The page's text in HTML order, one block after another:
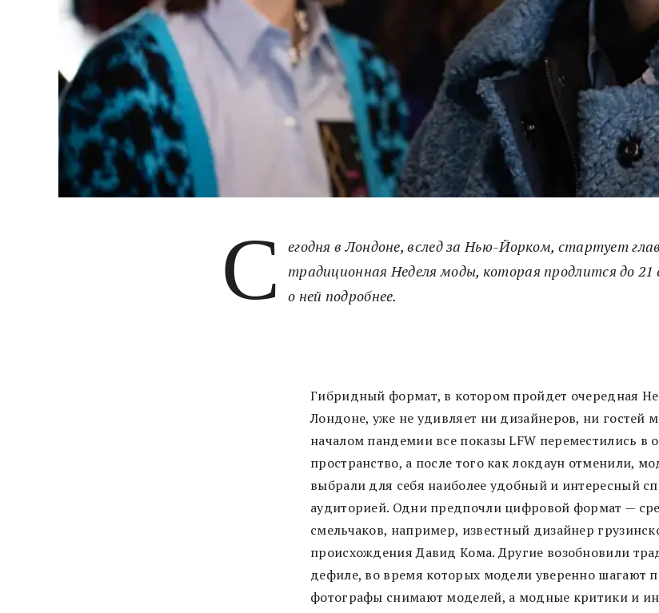
С
егодня в Лондоне, вслед за Нью-Йорком, стартует
традиционная Неделя моды, которая продлится до 21
о ней подробнее.
Гибридный формат, в котором пройдет очередная
Лондоне, уже не удивляет ни дизайнеров, ни гостей
началом пандемии все показы LFW переместились в
пространство, а после того как локдаун отменили,
выбрали для себя наиболее удобный и интересный
аудиторией. Одни предпочли цифровой формат —
смельчаков, например, известный дизайнер
происхождения Давид Кома. Другие возобновили
дефиле, во время которых модели уверенно шагают
фотографы снимают моделей, а модные критики и